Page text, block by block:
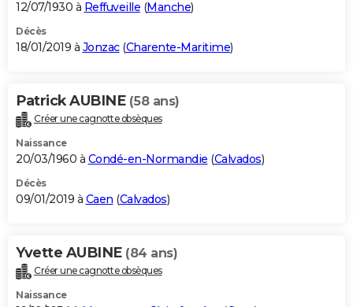
12/07/1930 à Reffuveille (Manche)
Décès
18/01/2019 à Jonzac(Charente-Maritime)
Patrick AUBINE (58 ans)
Créer une cagnotte obsèques
Naissance
20/03/1960 à Condé-en-Normandie (Calvados)
Décès
09/01/2019 à Caen (Calvados)
Yvette AUBINE (84 ans)
Créer une cagnotte obsèques
Naissance